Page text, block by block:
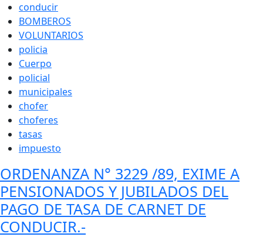
conducir
BOMBEROS
VOLUNTARIOS
policia
Cuerpo
policial
municipales
chofer
choferes
tasas
impuesto
ORDENANZA N° 3229 /89, EXIME A
PENSIONADOS Y JUBILADOS DEL
PAGO DE TASA DE CARNET DE
CONDUCIR.-